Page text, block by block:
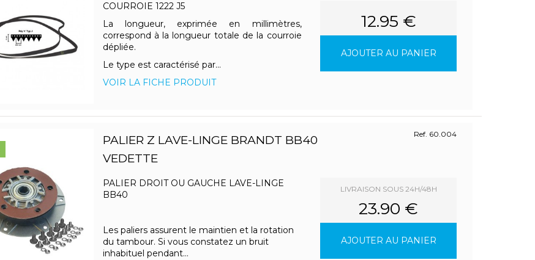
COURROIE 1222 J5
La longueur, exprimée en millimètres,
correspond à la longueur totale de la courroie
dépliée.
Le type est caractérisé par...
VOIR LA FICHE PRODUIT
12.95 €
AJOUTER AU PANIER
PALIER Z LAVE-LINGE BRANDT BB40
VEDETTE
Ref. 60.004
PALIER DROIT OU GAUCHE LAVE-LINGE
BB40
Les paliers assurent le maintien et la rotation
du tambour. Si vous constatez un bruit
inhabituel pendant...
LIVRAISON SOUS 24H/48H
23.90 €
AJOUTER AU PANIER